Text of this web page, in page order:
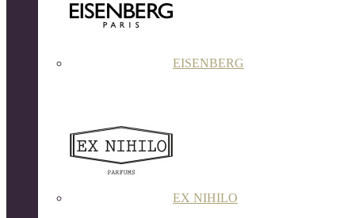
EISENBERG
EX NIHILO